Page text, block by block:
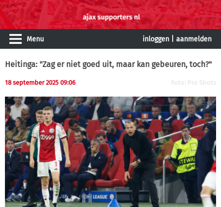
Menu inloggen aanmelden
Heitinga: "Zag er niet goed uit, maar kan gebeuren, toch?"
18 september 2025 09:06 Foto: Pro Shots